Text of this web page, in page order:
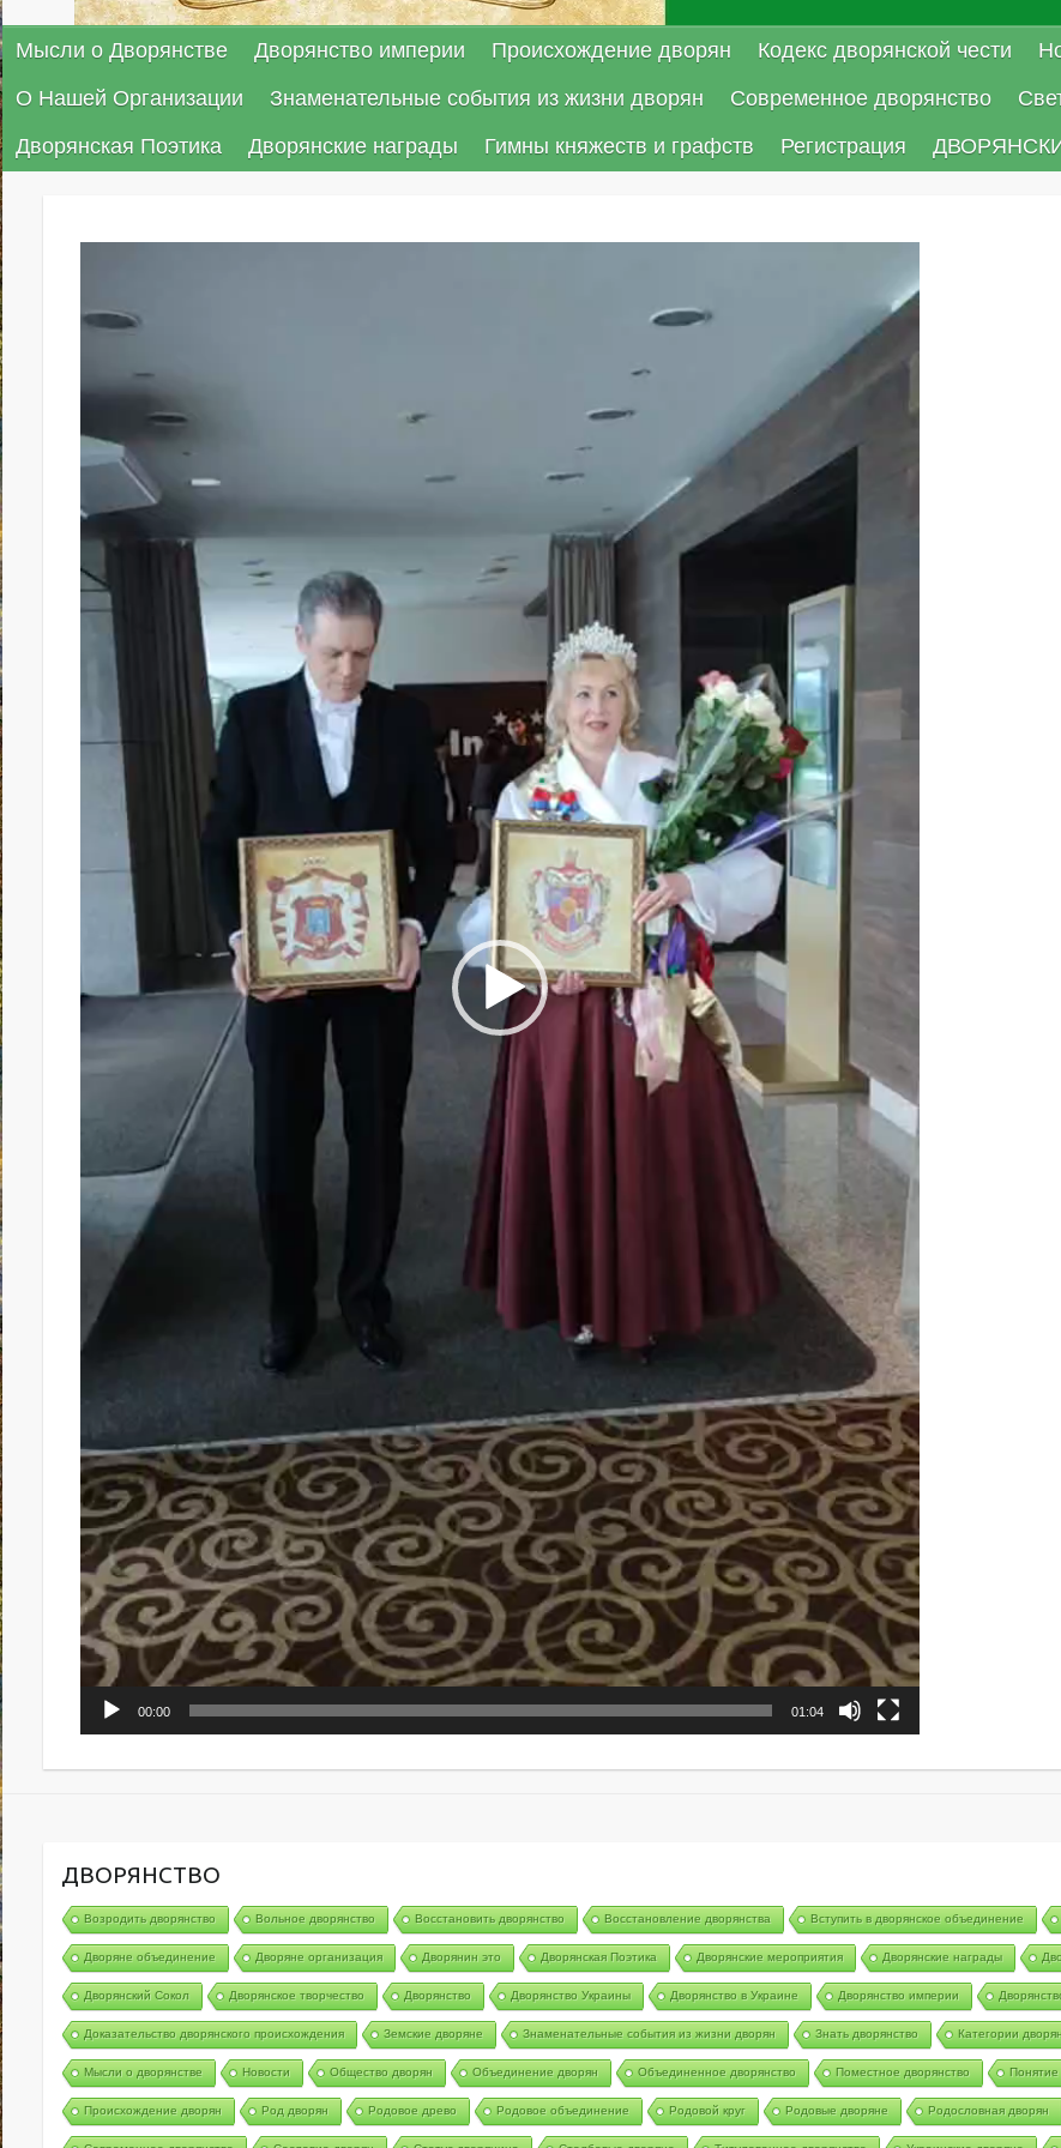
Мысли о Дворянстве Дворянство империи Происхождение дворян Кодекс дворянской чести
О Нашей Организации
Знаменательные события из жизни дворян Современное дворянство
Дворянская Поэтика
Дворянские награды Гимны княжеств и графств Регистрация
00:00 01:04
ДВОРЯНСТВО
Возродить дворянство Вольное дворянство Восстановить дворянство Восстановление дворянства Вступить в дворянское объединение
Дворяне объединение Дворяне организация Дворянин это Дворянская Поэтика Дворянские мероприятия Дворянские награды
Дворянский Сокол Дворянское творчество Дворянство Дворянство Украины Дворянство в Украине Дворянство империи
Доказательство дворянского происхождения Земские дворяне Знаменательные события из жизни дворян Знать дворянство Категории
Мысли о дворянстве Новости Общество дворян Объединение дворян Объединенное дворянство Поместное дворянство Понятие
Происхождение дворян Род дворян Родовое древо Родовое объединение Родовой круг Родовые дворяне Родословная дворян